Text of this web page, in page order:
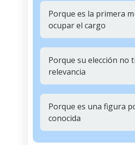
Porque es la primera
ocupar el cargo
Porque su elección no
relevancia
Porque es una figura
conocida